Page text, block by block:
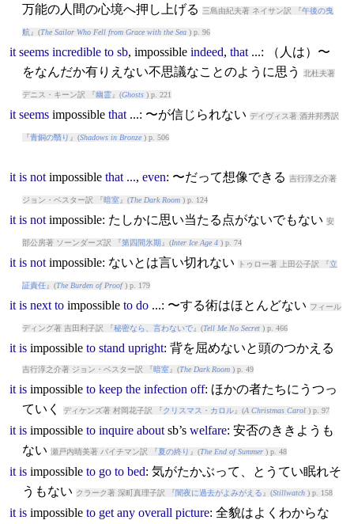
万能の人間の心境へ押し上げる
三島由紀夫著 ネイサン訳 『午後の曳
航 』(The Sailor Who Fell from Grace with the Sea) p. 96
it seems incredible to sb, impossible indeed, that...: （人は）〜
をなんだか有りえない不思議なことのように思う
北杜夫著
デニス・キーン訳 『幽霊』(Ghosts) p. 221
it seems impossible that...: 〜が信じられない デイヴィス著 酒井邦秀訳
『青銅の翳り 』(Shadows in Bronze) p. 506
it is not impossible that ..., even: 〜だって想像できる 吉行淳之介著
ジョン・ベスター訳 『暗室』(The Dark Room) p. 124
it is not impossible: たしかに思い当たる点がないでもない 安
部公房著 ソーンダーズ訳 『第四間氷期 』(Inter Ice Age 4) p. 74
it is not impossible: ないとは言い切れない トゥロー著 上田公子訳 『立
証責任』(The Burden of Proof) p. 179
it is next to impossible to do...: 〜する術はほとんどない フィール
ディング著 吉田利子訳 『秘密なら、言わないで』(Tell Me No Secret) p. 466
it is impossible to stand upright: 背を屈めないと頭のつかえる
吉行淳之介著 ジョン・ベスター訳 『暗室』(The Dark Room) p. 49
it is impossible to keep the infection off: ほかの者たちにうつっ
ていく
ディケンズ著 村岡花子訳 『クリスマス・カロル』(A Christmas Carol) p. 97
it is impossible to inquire aboutsb’s welfare: 安否のききようも
ない 瀬戸内晴美著 バイチマン訳 『夏の終り 』(The End of Summer) p. 48
it is impossible to go to bed: 気がたかぶって、とうてい眠れそ
うもない クラーク著 深町真理子訳 『闇夜に過去がよみがえる 』(Stillwatch) p. 158
it is impossible to get any overall picture: 全貌はよくわからな